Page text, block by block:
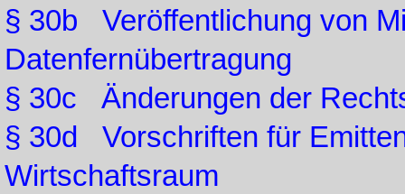
§ 30b Veröffentlichung von
Datenfernübertragung
§ 30c Änderungen der
§ 30d Vorschriften für
Wirtschaftsraum